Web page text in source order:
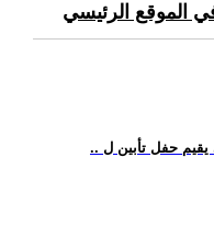
الموقع الرئيسي
يقيم حفل تأبين ل